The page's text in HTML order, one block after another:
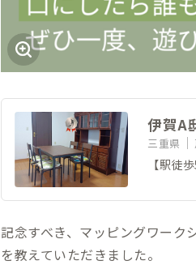
伊賀A
三重県
【駅徒
記念すべき、マッピングワーク
を教えていただきました。